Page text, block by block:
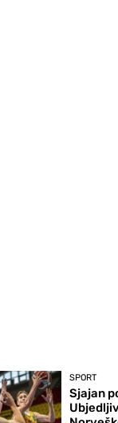
SPORT
Sjajan